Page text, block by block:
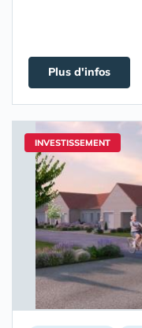
Plus d'infos
INVESTISSEMENT